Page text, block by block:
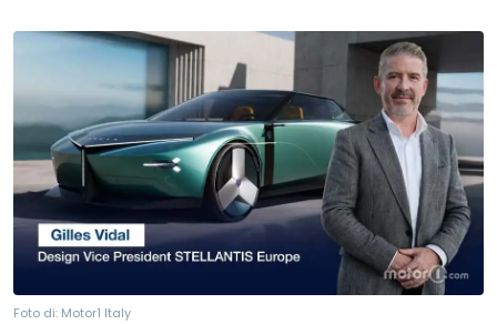
Foto di: Motor1 Italy